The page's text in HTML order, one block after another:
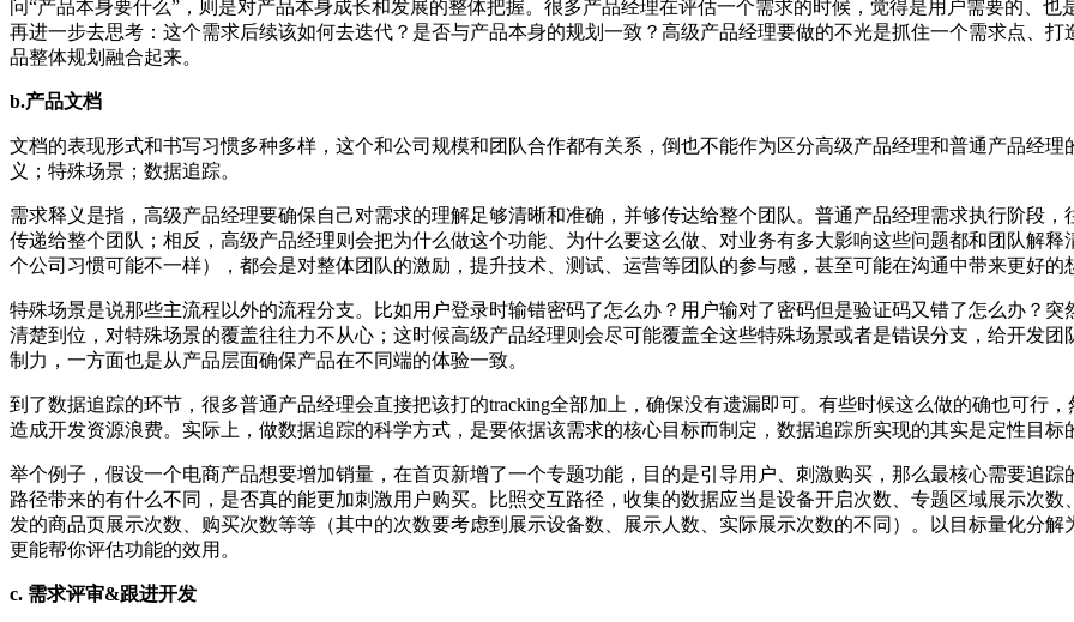
问“产品本身要什么”，则是对产品本身成长和发展的整体把握。很多产品经理在评估一个需求的时候，觉得是用户需要的、
再进一步去思考：这个需求后续该如何去迭代？是否与产品本身的规划一致？高级产品经理要做的不光是抓住一个需求点、
品整体规划融合起来。
b.产品文档
文档的表现形式和书写习惯多种多样，这个和公司规模和团队合作都有关系，倒也不能作为区分高级产品经理和普通产品经
义；特殊场景；数据追踪。
需求释义是指，高级产品经理要确保自己对需求的理解足够清晰和准确，并够传达给整个团队。普通产品经理需求执行阶段
传递给整个团队；相反，高级产品经理则会把为什么做这个功能、为什么要这么做、对业务有多大影响这些问题都和团队解
个公司习惯可能不一样），都会是对整体团队的激励，提升技术、测试、运营等团队的参与感，甚至可能在沟通中带来更好的
特殊场景是说那些主流程以外的流程分支。比如用户登录时输错密码了怎么办？用户输对了密码但是验证码又错了怎么办？
清楚到位，对特殊场景的覆盖往往力不从心；这时候高级产品经理则会尽可能覆盖全这些特殊场景或者是错误分支，给开发
制力，一方面也是从产品层面确保产品在不同端的体验一致。
到了数据追踪的环节，很多普通产品经理会直接把该打的tracking全部加上，确保没有遗漏即可。有些时候这么做的确也可行
造成开发资源浪费。实际上，做数据追踪的科学方式，是要依据该需求的核心目标而制定，数据追踪所实现的其实是定性目标
举个例子，假设一个电商产品想要增加销量，在首页新增了一个专题功能，目的是引导用户、刺激购买，那么最核心需要追
路径带来的有什么不同，是否真的能更加刺激用户购买。比照交互路径，收集的数据应当是设备开启次数、专题区域展示次
发的商品页展示次数、购买次数等等（其中的次数要考虑到展示设备数、展示人数、实际展示次数的不同）。以目标量化分
更能帮你评估功能的效用。
c. 需求评审&跟进开发